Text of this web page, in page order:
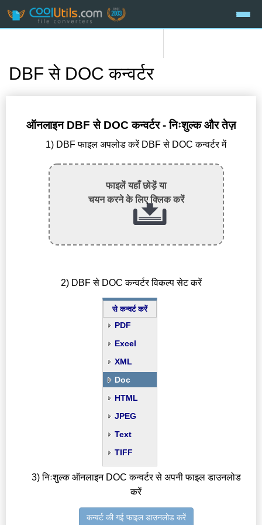
DBF से DOC कन्वर्टर
ऑनलाइन DBF से DOC कन्वर्टर - निःशुल्क और तेज़
1) DBF फाइल अपलोड करें DBF से DOC कन्वर्टर में
फाइलें यहाँ छोड़ें या
चयन करने के लिए क्लिक करें
2) DBF से DOC कन्वर्टर विकल्प सेट करें
से कन्वर्ट करें
PDF
Excel
XML
Doc
HTML
JPEG
Text
TIFF
3) निःशुल्क ऑनलाइन DOC कन्वर्टर से अपनी फाइल डाउनलोड
करें
कन्वर्ट की गई फाइल डाउनलोड करें